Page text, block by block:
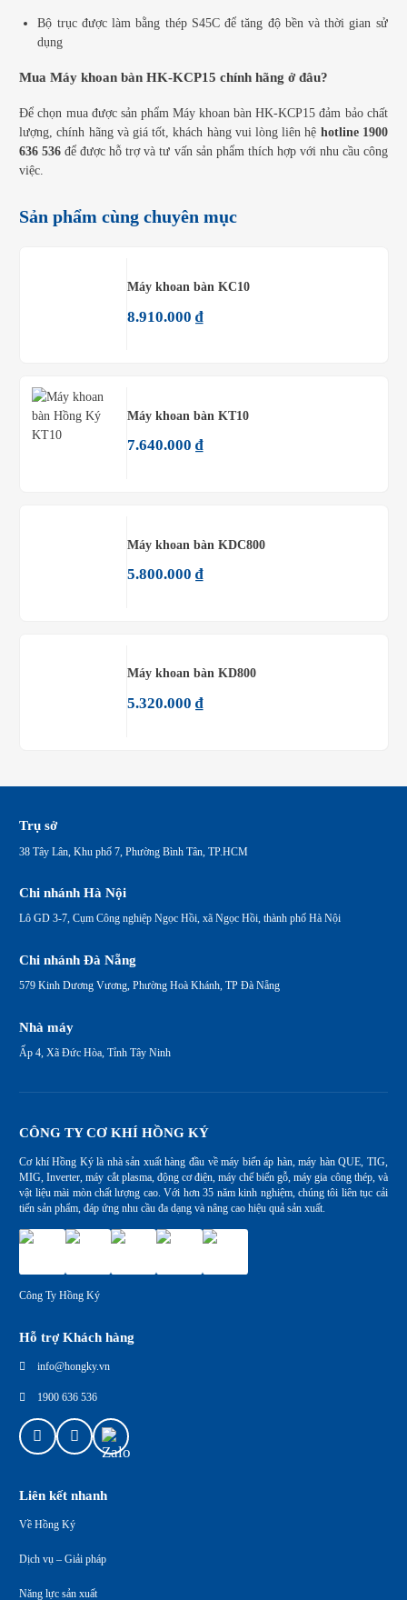
Bộ trục được làm bằng thép S45C để tăng độ bền và thời gian sử
dụng
Mua Máy khoan bàn HK-KCP15 chính hãng ở đâu?
Để chọn mua được sản phẩm Máy khoan bàn HK-KCP15 đảm bảo chất
lượng, chính hãng và giá tốt, khách hàng vui lòng liên hệ hotline 1900
636 536 để được hỗ trợ và tư vấn sản phẩm thích hợp với nhu cầu công
việc.
Sản phẩm cùng chuyên mục
Máy khoan bàn KC10
8.910.000 ₫
Máy khoan bàn KT10
7.640.000 ₫
Máy khoan bàn KDC800
5.800.000 ₫
Máy khoan bàn KD800
5.320.000 ₫
Trụ sở
38 Tây Lân, Khu phố 7, Phường Bình Tân, TP.HCM
Chi nhánh Hà Nội
Lô GD 3-7, Cụm Công nghiệp Ngọc Hồi, xã Ngọc Hồi, thành phố Hà Nội
Chi nhánh Đà Nẵng
579 Kinh Dương Vương, Phường Hoà Khánh, TP Đà Nẵng
Nhà máy
Ấp 4, Xã Đức Hòa, Tỉnh Tây Ninh
CÔNG TY CƠ KHÍ HỒNG KÝ
Cơ khí Hồng Ký là nhà sản xuất hàng đầu về máy biến áp hàn, máy hàn QUE, TIG,
MIG, Inverter, máy cắt plasma, động cơ điện, máy chế biến gỗ, máy gia công thép, và
vật liệu mài mòn chất lượng cao. Với hơn 35 năm kinh nghiệm, chúng tôi liên tục cải
tiến sản phẩm, đáp ứng nhu cầu đa dạng và nâng cao hiệu quả sản xuất.
Công Ty Hồng Ký
Hỗ trợ Khách hàng
info@hongky.vn
1900 636 536
Liên kết nhanh
Về Hồng Ký
Dịch vụ – Giải pháp
Năng lực sản xuất